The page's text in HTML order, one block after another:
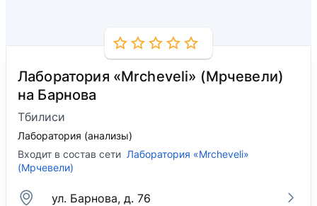
Лаборатория «Mrcheveli» (Мрчевели)
на Барнова
Тбилиси
Лаборатория (анализы)
Входит в состав сети Лаборатория «Mrcheveli»
(Мрчевели)
ул. Барнова, д. 76